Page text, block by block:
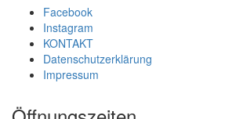
Facebook
Instagram
KONTAKT
Datenschutzerklärung
Impressum